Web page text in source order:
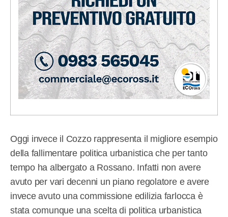
Oggi invece il Cozzo rappresenta il migliore esempio
della fallimentare politica urbanistica che per tanto
tempo ha albergato a Rossano. Infatti non avere
avuto per vari decenni un piano regolatore e avere
invece avuto una commissione edilizia farlocca è
stata comunque una scelta di politica urbanistica